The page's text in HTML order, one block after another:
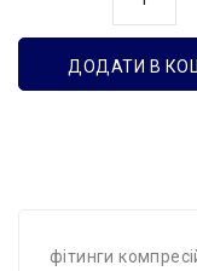
ДОДАТИ В
фітинги